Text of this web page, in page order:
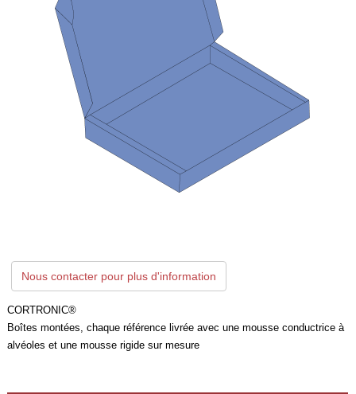
Nous contacter pour plus d'information
CORTRONIC®
Boîtes montées, chaque référence livrée avec une mousse conductrice à
alvéoles et une mousse rigide sur mesure